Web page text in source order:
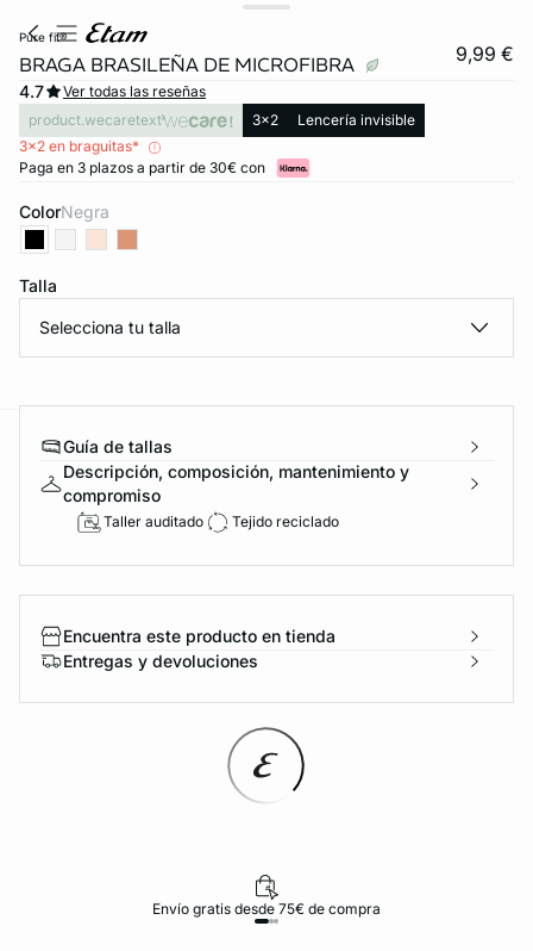
pure fit®
BRAGA BRASILEÑA DE MICROFIBRA 9,99 €
4.7
Ver todas las reseñas
product.wecaretext
3x2
Lencería invisible
3x2 en braguitas*
Paga en 3 plazos a partir de 30€ con
Color negra
Talla
Selecciona tu talla
Guía de tallas
Descripción, composición, mantenimiento y
compromiso
Taller auditado Tejido reciclado
Encuentra este producto en tienda
Entregas y devoluciones
Envío gratis desde 75€ de compra